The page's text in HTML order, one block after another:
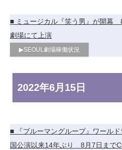
■ ミュージカル『笑う男』が開幕
劇場にて上演
▶︎SEOUL劇場稼働状況
2022年6月15日
■ 『ブルーマングループ』ワール
国公演以来14年ぶり 8月7日まで